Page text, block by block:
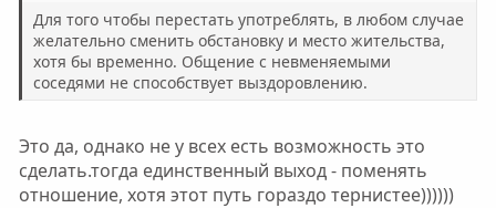
Для того чтобы перестать употреблять, в любом случае
желательно сменить обстановку и место жительства,
хотя бы временно. Общение с невменяемыми
соседями не способствует выздоровлению.
Это да, однако не у всех есть возможность это
сделать.тогда единственный выход - поменять
отношение, хотя этот путь гораздо тернистее))))))